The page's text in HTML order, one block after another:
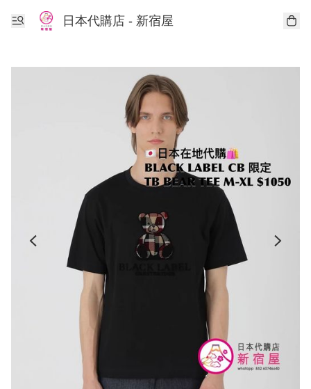
日本代購店 - 新宿屋